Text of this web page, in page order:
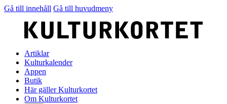
Gå till innehåll Gå till huvudmeny
Artiklar
Kulturkalender
Appen
Butik
Här gäller Kulturkortet
Om Kulturkortet